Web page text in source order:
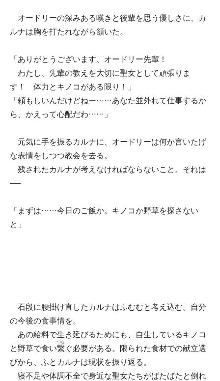
オードリーの深みある嘆きと後輩を思う優しさに、カ
ルナは胸を打たれながら頷いた。
「ありがとうございます、オードリー先輩！
わたし、先輩の教えを大切に聖女として頑張りま
す！ 体力とキノコがある限り！」
「頼もしいんだけどねー……あなた並外れて仕事するか
ら、かえって心配だわ……」
元気に手を振るカルナに、オードリーは何か言いたげ
な表情をしつつ教会を去る。
残されたカルナが考えなければならないこと。それは
──
「まずは……今日のご飯か。キノコか野草を探さない
と」
石段に腰掛け直したカルナはふむむと考え込む。自分
の今後の食事情を。
あの給料で生き延びるためにも、自生しているキノコ
と野草で食い繋
つな
ぐ必要がある。限られた食材での献立選
びから、ふとカルナは現状を振り返る。
寝不足や体調不全で身近な聖女たちがばたばたと倒れ